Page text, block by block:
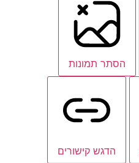
הסתר תמונות
הדגש קישורים